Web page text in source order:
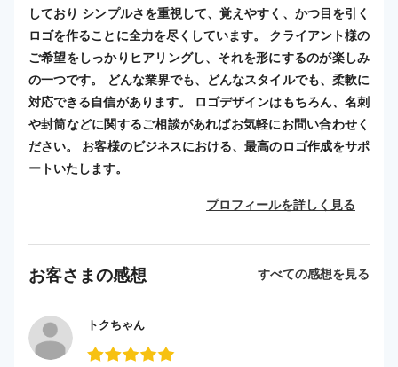
しており シンプルさを重視して、覚えやすく、かつ目を引く
ロゴを作ることに全力を尽くしています。 クライアント様の
ご希望をしっかりヒアリングし、それを形にするのが楽しみ
の一つです。 どんな業界でも、どんなスタイルでも、柔軟に
対応できる自信があります。 ロゴデザインはもちろん、名刺
や封筒などに関するご相談があればお気軽にお問い合わせく
ださい。 お客様のビジネスにおける、最高のロゴ作成をサポ
ートいたします。
プロフィールを詳しく見る
お客さまの感想 すべての感想を見る
トクちゃん